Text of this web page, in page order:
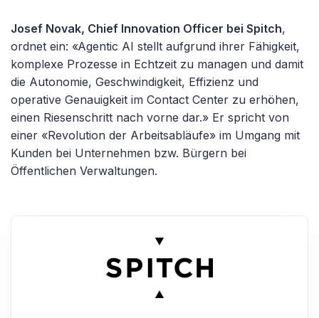
Josef Novak, Chief Innovation Officer bei Spitch,
ordnet ein: «Agentic AI stellt aufgrund ihrer Fähigkeit,
komplexe Prozesse in Echtzeit zu managen und damit
die Autonomie, Geschwindigkeit, Effizienz und
operative Genauigkeit im Contact Center zu erhöhen,
einen Riesenschritt nach vorne dar.» Er spricht von
einer «Revolution der Arbeitsabläufe» im Umgang mit
Kunden bei Unternehmen bzw. Bürgern bei
Öffentlichen Verwaltungen.